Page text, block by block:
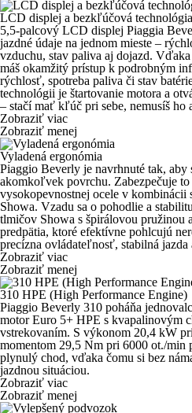
LCD displej a bezkľúčová technológia
5,5-palcový LCD displej Piaggia
jazdné údaje na jednom mieste –
vzduchu, stav paliva aj dojazd.
máš okamžitý prístup k podrobným
rýchlosť, spotreba paliva či stav
technológii je štartovanie motora a
– stačí mať kľúč pri sebe, nemusíš ho
Zobraziť viac
Zobraziť menej
Vyladená ergonómia
Piaggio Beverly je navrhnuté tak, aby
akomkoľvek povrchu. Zabezpečuje
vysokopevnostnej ocele v kombinácii
Showa. Vzadu sa o pohodlie a
tlmičov Showa s špirálovou pružinou
predpätia, ktoré efektívne pohlcujú
precízna ovládateľnosť, stabilná
Zobraziť viac
Zobraziť menej
310 HPE (High Performance Engine)
Piaggio Beverly 310 poháňa
motor Euro 5+ HPE s kvapalinovým
vstrekovaním. S výkonom 20,4 kW
momentom 29,5 Nm pri 6000 ot./min
plynulý chod, vďaka čomu si bez
jazdnou situáciou.
Zobraziť viac
Zobraziť menej